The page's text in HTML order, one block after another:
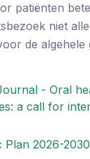
patiënten
niet
de algehele
- Oral
a call for
Plan 2026-2030